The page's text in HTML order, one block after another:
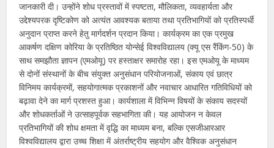
जानकारी दी। उन्होंने शोध प्रस्तावों में स्पष्टता, मौलिकता, व्यवहार्यता और
उद्देश्यपरक दृष्टिकोण को अत्यंत आवश्यक बताया तथा प्रतिभागियों को प्रतिस्पर्धी
अनुदान प्राप्त करने हेतु मार्गदर्शन प्रदान किया। कार्यक्रम का एक प्रमुख
आकर्षण दक्षिण कोरिया के प्रतिष्ठित योन्सेई विश्वविद्यालय (क्यू एस रैंकिंग-50) के
साथ समझौता ज्ञापन (एमओयू) पर हस्ताक्षर समारोह रहा। इस एमओयू के माध्यम
से दोनों संस्थानों के बीच संयुक्त अनुसंधान परियोजनाओं, संकाय एवं छात्र
विनिमय कार्यक्रमों, सहयोगात्मक प्रकाशनों और नवाचार आधारित गतिविधियों को
बढ़ावा देने का मार्ग प्रशस्त हुआ। कार्यशाला में विभिन्न विषयों के संकाय सदस्यों
और शोधकर्ताओं ने उत्साहपूर्वक सहभागिता की। यह आयोजन न केवल
प्रतिभागियों की शोध क्षमता में वृद्धि का माध्यम बना, बल्कि एसजीआरआर
विश्वविद्यालय द्वारा उच्च शिक्षा में अंतर्राष्ट्रीय सहयोग और वैश्विक अनुसंधान